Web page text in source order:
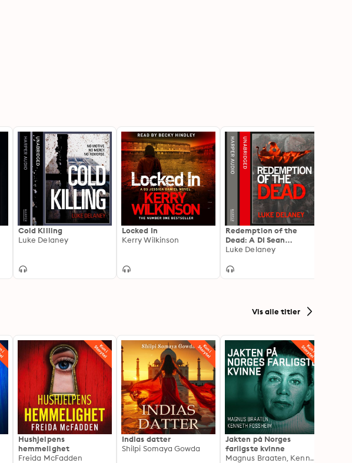
Cold Killing
Luke Delaney
Locked In
Kerry Wilkinson
Redemption of the
Dead: A DI Sean
Corrigan short story
Luke Delaney
Vis alle titler
Hushjelpens
hemmelighet
Freida McFadden
Indias datter
Shilpi Somaya Gowda
Jakten på Norges
farligste kvinne
Magnus Braaten, Kenneth Fossheim